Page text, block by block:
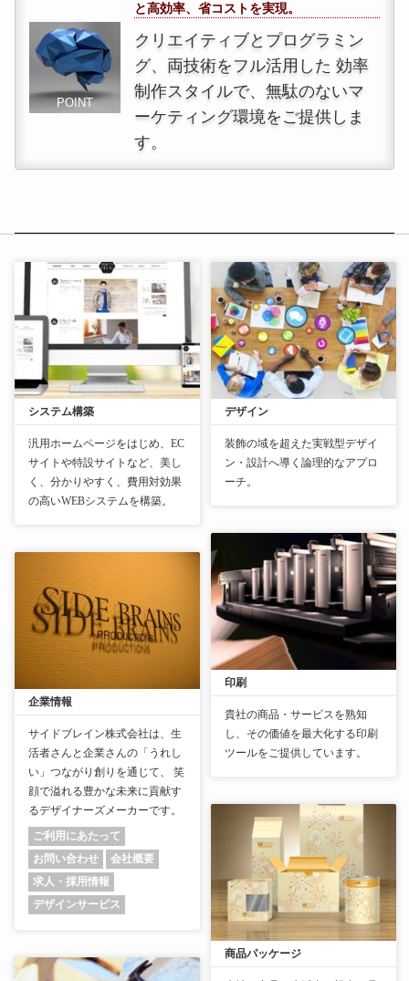
POINT
と高効率、省コストを実現。
クリエイティブとプログラミン
グ、両技術をフル活用した 効率
制作スタイルで、無駄のないマ
ーケティング環境をご提供しま
す。
システム構築
汎用ホームページをはじめ、EC
サイトや特設サイトなど、美し
く、分かりやすく、費用対効果
の高いWEBシステムを構築。
デザイン
装飾の域を超えた実戦型デザイ
ン・設計へ導く論理的なアプロ
ーチ。
印刷
貴社の商品・サービスを熟知
し、その価値を最大化する印刷
ツールをご提供しています。
企業情報
サイドブレイン株式会社は、生
活者さんと企業さんの「うれし
い」つながり創りを通じて、 笑
顔で溢れる豊かな未来に貢献す
るデザイナーズメーカーです。
ご利用にあたって
お問い合わせ
会社概要
求人・採用情報
デザインサービス
商品パッケージ